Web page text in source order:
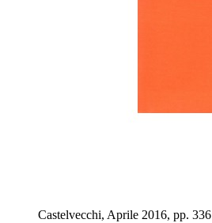
Castelvecchi, Aprile 2016, pp. 336